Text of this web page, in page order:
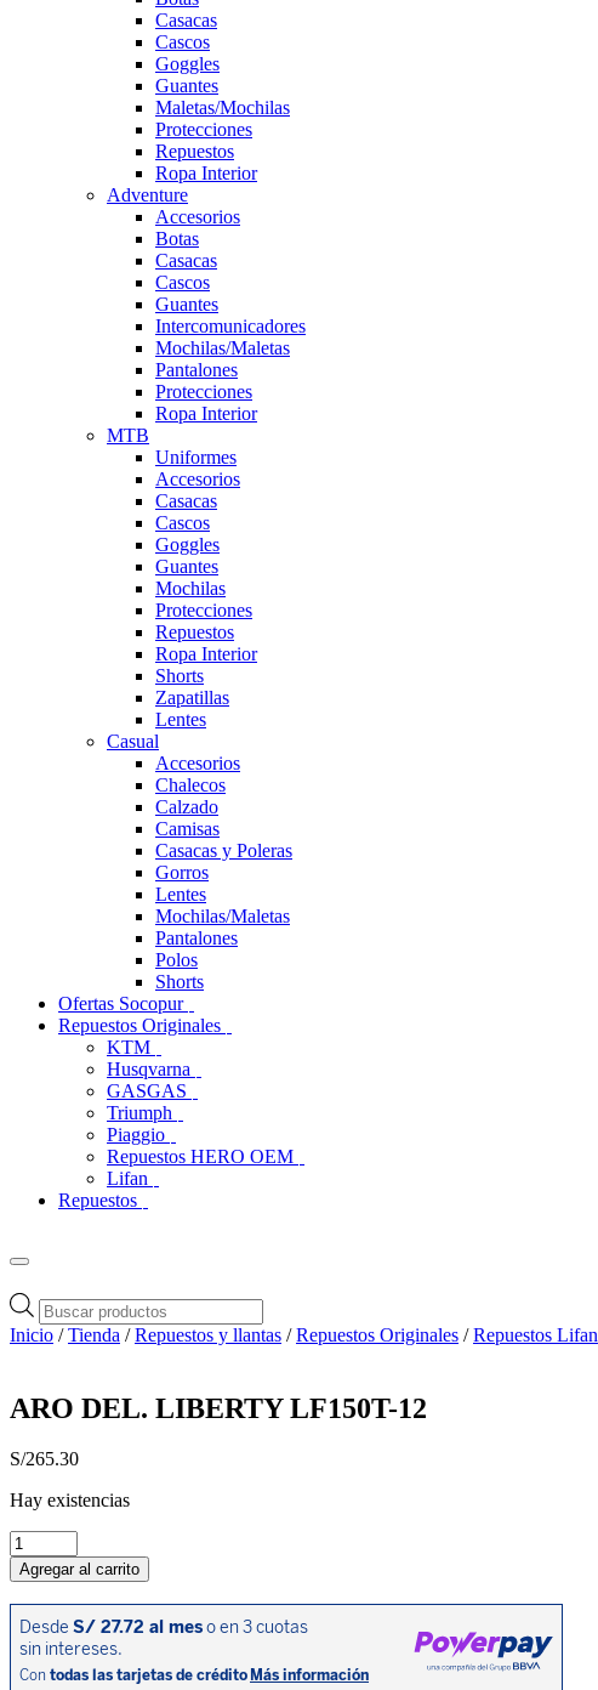
Casacas
Cascos
Goggles
Guantes
Maletas/Mochilas
Protecciones
Repuestos
Ropa Interior
Adventure
Accesorios
Botas
Casacas
Cascos
Guantes
Intercomunicadores
Mochilas/Maletas
Pantalones
Protecciones
Ropa Interior
MTB
Uniformes
Accesorios
Casacas
Cascos
Goggles
Guantes
Mochilas
Protecciones
Repuestos
Ropa Interior
Shorts
Zapatillas
Lentes
Casual
Accesorios
Chalecos
Calzado
Camisas
Casacas y Poleras
Gorros
Lentes
Mochilas/Maletas
Pantalones
Polos
Shorts
Ofertas Socopur
Repuestos Originales
KTM
Husqvarna
GASGAS
Triumph
Piaggio
Repuestos HERO OEM
Lifan
Repuestos
Búsqueda
de
productos
Inicio /Tienda /Repuestos y llantas /Repuestos Originales /Repuestos Lifan
ARO DEL. LIBERTY LF150T-12
S/265.30
Hay existencias
ARO
DEL.
LIBERTY
LF150T-
12
cantidad
Agregar al carrito